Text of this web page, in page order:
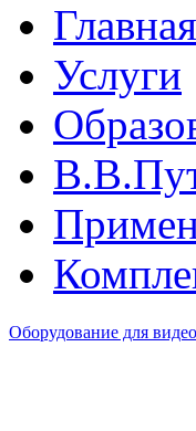
Главная
Услуги
Оборудование для